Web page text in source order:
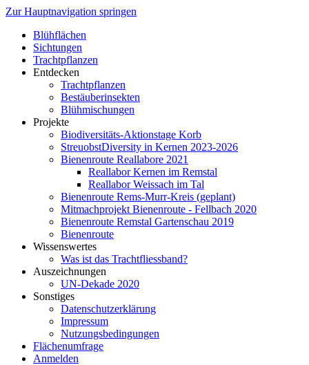
Zur Hauptnavigation springen
Blühflächen
Sichtungen
Trachtpflanzen
Entdecken
Trachtpflanzen
Bestäuberinsekten
Blühmischungen
Projekte
Biodiversitäts-Aktionstage Korb
StreuobstDiversity in Kernen 2023-2026
Bienenroute Reallabore 2021
Reallabor Kernen im Remstal
Reallabor Weissach im Tal
Bienenroute Rems-Murr-Kreis (geplant)
Mitmachprojekt Bienenroute - Fellbach 2020
Bienenroute Remstal Gartenschau 2019
Bienenroute
Wissenswertes
Was ist das Trachtfliessband?
Auszeichnungen
UN-Dekade 2020
Sonstiges
Datenschutzerklärung
Impressum
Nutzungsbedingungen
Flächenumfrage
Anmelden